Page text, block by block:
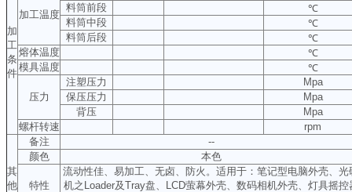
加
工
条
件
加工温度
料筒前段
℃
料筒中段
℃
料筒后段
℃
熔体温度
℃
模具温度
℃
压力
注塑压力
Mpa
保压压力
Mpa
背压
Mpa
螺杆转速
rpm
其
他
备注
--
颜色
本色
特性
流动性佳、易加工、无卤、防火。适用于：笔记型电脑外壳、光
机之Loader及Tray盘、LCD萤幕外壳、数码相机外壳、灯具摇控